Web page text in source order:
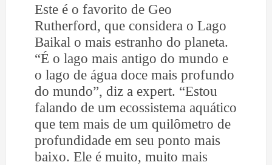
Este é o favorito de Geo
Rutherford, que considera o Lago
Baikal o mais estranho do planeta.
“É o lago mais antigo do mundo e
o lago de água doce mais profundo
do mundo”, diz a expert. “Estou
falando de um ecossistema aquático
que tem mais de um quilômetro de
profundidade em seu ponto mais
baixo. Ele é muito, muito mais